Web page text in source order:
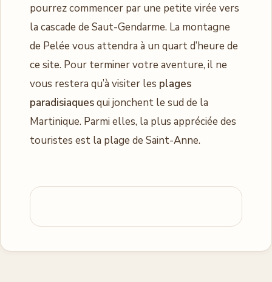
pourrez commencer par une petite virée vers
la cascade de Saut-Gendarme. La montagne
de Pelée vous attendra à un quart d’heure de
ce site. Pour terminer votre aventure, il ne
vous restera qu’à visiter les plages
paradisiaquesqui jonchent le sud de la
Martinique. Parmi elles, la plus appréciée des
touristes est la plage de Saint-Anne.